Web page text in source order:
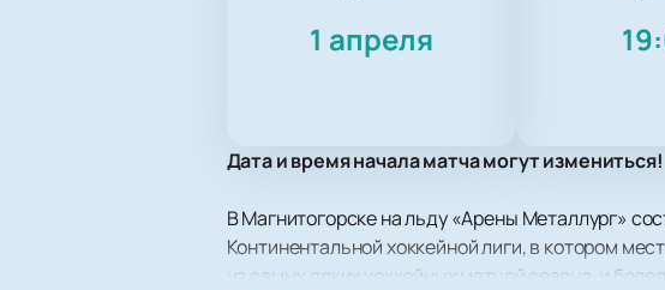
1 апреля
Дата и время начала матча могут измениться!
В Магнитогорске на льду «Арены Металлург»
Континентальной хоккейной лиги, в котором
из самых ярких хоккейных матчей сезона, и